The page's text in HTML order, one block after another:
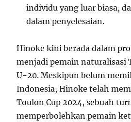
individu yang luar biasa,
dalam penyelesaian.
Hinoke kini berada dalam
menjadi pemain naturalisasi
U-20. Meskipun belum
Indonesia, Hinoke telah
Toulon Cup 2024, sebuah
memperbolehkan pemain